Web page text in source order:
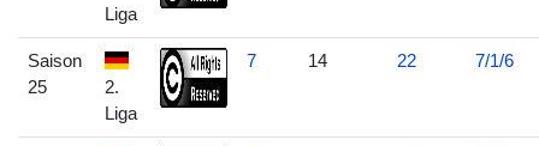
Liga
Saison
25
2.
Liga
7 14 22 7/1/6